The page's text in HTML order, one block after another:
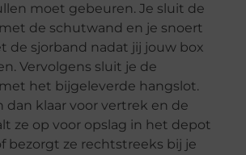
moet gebeuren. Je sluit de
de schutwand en je snoert
de sjorband nadat jij jouw box
Vervolgens sluit je de
het bijgeleverde hangslot.
dan klaar voor vertrek en de
ze op voor opslag in het depot
bezorgt ze rechtstreeks bij je